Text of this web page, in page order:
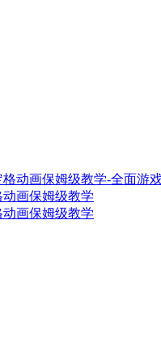
画保姆级教学
画保姆级教学